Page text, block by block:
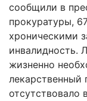
сообщили в
прокуратуры,
хроническими
инвалидность.
жизненно
лекарственный
отсутствовало